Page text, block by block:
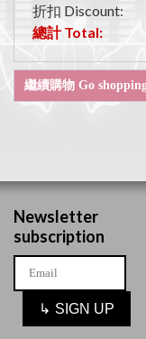
折扣 Discount:
總計 Total:
Newsletter
subscription
↳ SIGN UP